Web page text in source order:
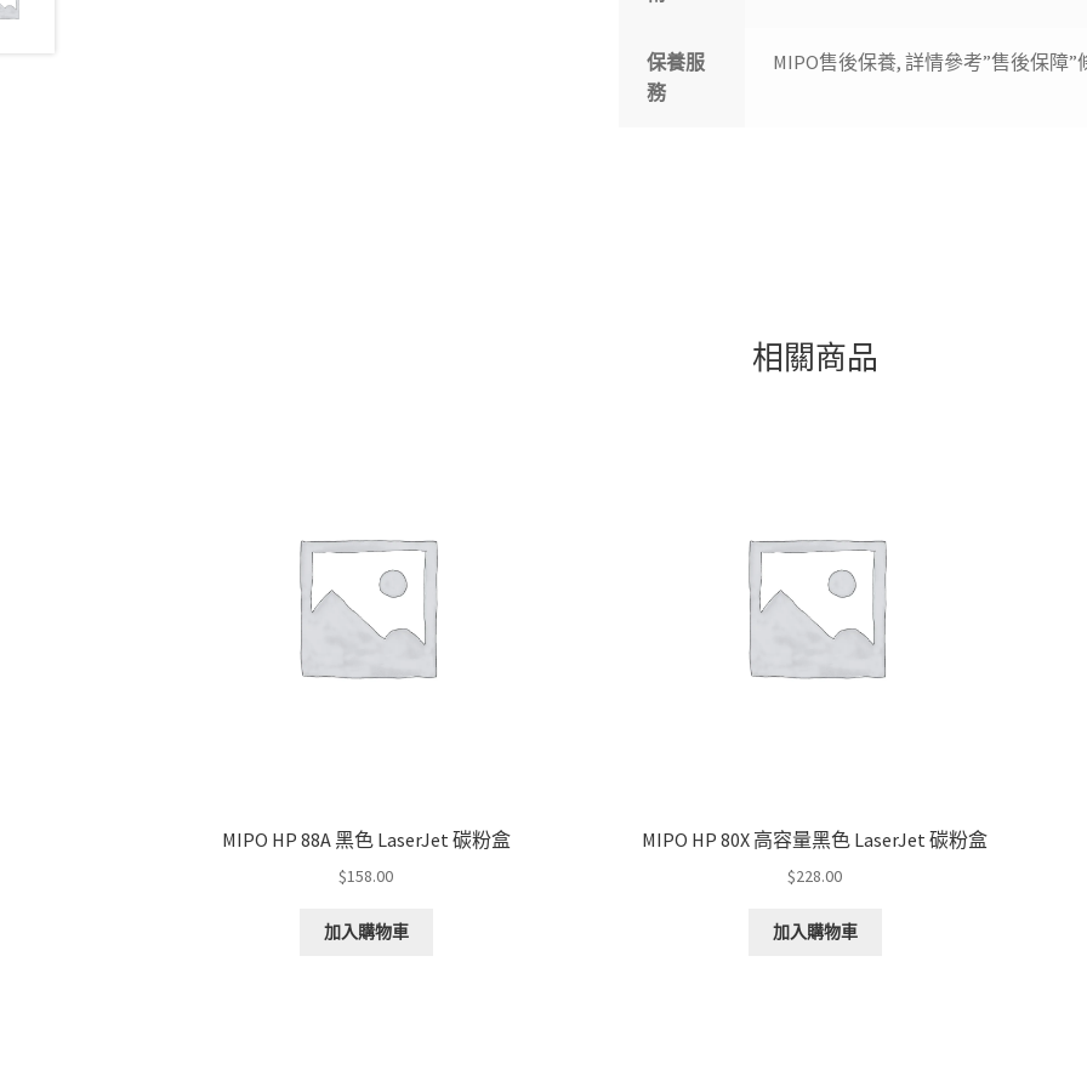
保養服
務
MIPO售後保養, 詳情參考”售後保障”
相關商品
MIPO HP 88A 黑色 LaserJet 碳粉盒
$158.00
加入購物車
MIPO HP 80X 高容量黑色 LaserJet 碳粉盒
$228.00
加入購物車